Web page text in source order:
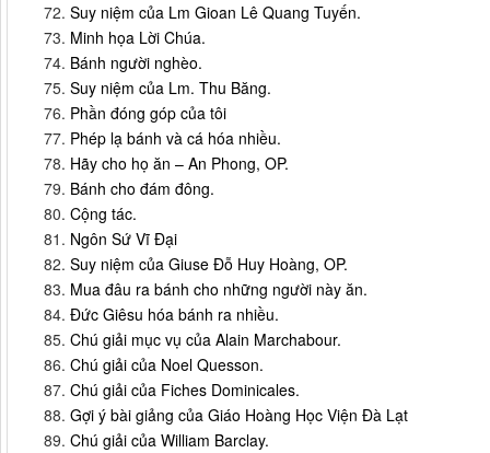
Suy niệm của Lm Gioan Lê Quang Tuyến.
Minh họa Lời Chúa.
Bánh người nghèo.
Suy niệm của Lm. Thu Băng.
Phần đóng góp của tôi
Phép lạ bánh và cá hóa nhiều.
Hãy cho họ ăn – An Phong, OP.
Bánh cho đám đông.
Cộng tác.
Ngôn Sứ Vĩ Đại
Suy niệm của Giuse Đỗ Huy Hoàng, OP.
Mua đâu ra bánh cho những người này ăn.
Đức Giêsu hóa bánh ra nhiều.
Chú giải mục vụ của Alain Marchabour.
Chú giải của Noel Quesson.
Chú giải của Fiches Dominicales.
Gợi ý bài giảng của Giáo Hoàng Học Viện Đà Lạt
Chú giải của William Barclay.